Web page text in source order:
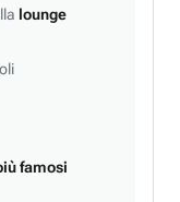
lounge
famosi